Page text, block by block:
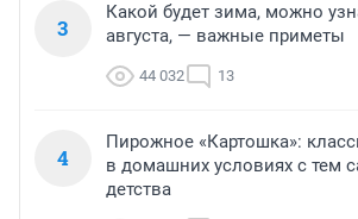
3
Какой будет зима, можно
августа, — важные приметы
44 032 13
4
Пирожное «Картошка»:
в домашних условиях с тем
детства